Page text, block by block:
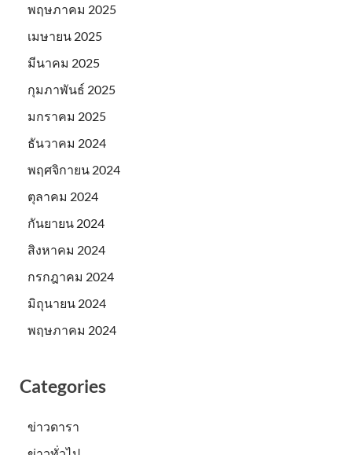
พฤษภาคม 2025
เมษายน 2025
มีนาคม 2025
กุมภาพันธ์ 2025
มกราคม 2025
ธันวาคม 2024
พฤศจิกายน 2024
ตุลาคม 2024
กันยายน 2024
สิงหาคม 2024
กรกฎาคม 2024
มิถุนายน 2024
พฤษภาคม 2024
Categories
ข่าวดารา